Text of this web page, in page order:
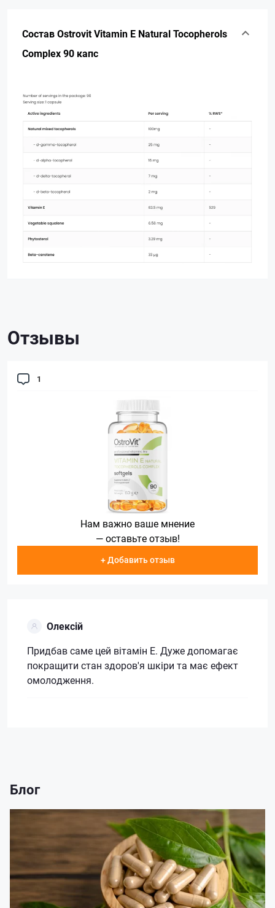
Состав Ostrovit Vitamin E Natural Tocopherols
Complex 90 капс
Отзывы
1
Нам важно ваше мнение
— оставьте отзыв!
+ Добавить отзыв
Олексій
Придбав саме цей вітамін Е. Дуже допомагає
покращити стан здоров'я шкіри та має ефект
омолодження.
Блог